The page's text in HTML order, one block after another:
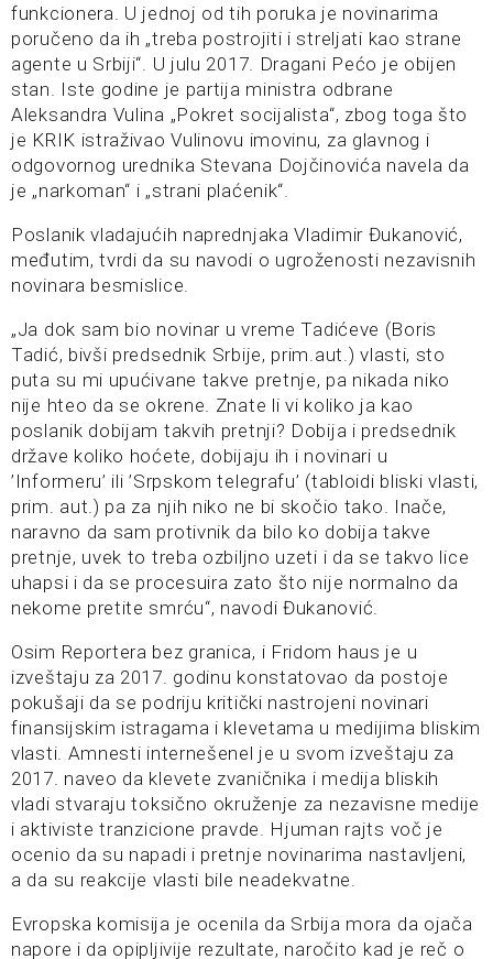
funkcionera. U jednoj od tih poruka je novinarima
poručeno da ih „treba postrojiti i streljati kao strane
agente u Srbiji“. U julu 2017. Dragani Pećo je obijen
stan. Iste godine je partija ministra odbrane
Aleksandra Vulina „Pokret socijalista“, zbog toga što
je KRIK istraživao Vulinovu imovinu, za glavnog i
odgovornog urednika Stevana Dojčinovića navela da
je „narkoman“ i „strani plaćenik“.
Poslanik vladajućih naprednjaka Vladimir Đukanović,
međutim, tvrdi da su navodi o ugroženosti nezavisnih
novinara besmislice.
„Ja dok sam bio novinar u vreme Tadićeve (Boris
Tadić, bivši predsednik Srbije, prim.aut.) vlasti, sto
puta su mi upućivane takve pretnje, pa nikada niko
nije hteo da se okrene. Znate li vi koliko ja kao
poslanik dobijam takvih pretnji? Dobija i predsednik
države koliko hoćete, dobijaju ih i novinari u
’Informeru’ ili ’Srpskom telegrafu’ (tabloidi bliski vlasti,
prim. aut.) pa za njih niko ne bi skočio tako. Inače,
naravno da sam protivnik da bilo ko dobija takve
pretnje, uvek to treba ozbiljno uzeti i da se takvo lice
uhapsi i da se procesuira zato što nije normalno da
nekome pretite smrću“, navodi Đukanović.
Osim Reportera bez granica, i Fridom haus je u
izveštaju za 2017. godinu konstatovao da postoje
pokušaji da se podriju kritički nastrojeni novinari
finansijskim istragama i klevetama u medijima bliskim
vlasti. Amnesti internešenel je u svom izveštaju za
2017. naveo da klevete zvaničnika i medija bliskih
vladi stvaraju toksično okruženje za nezavisne medije
i aktiviste tranzicione pravde. Hjuman rajts voč je
ocenio da su napadi i pretnje novinarima nastavljeni,
a da su reakcije vlasti bile neadekvatne.
Evropska komisija je ocenila da Srbija mora da ojača
napore i da opipljivije rezultate, naročito kad je reč o